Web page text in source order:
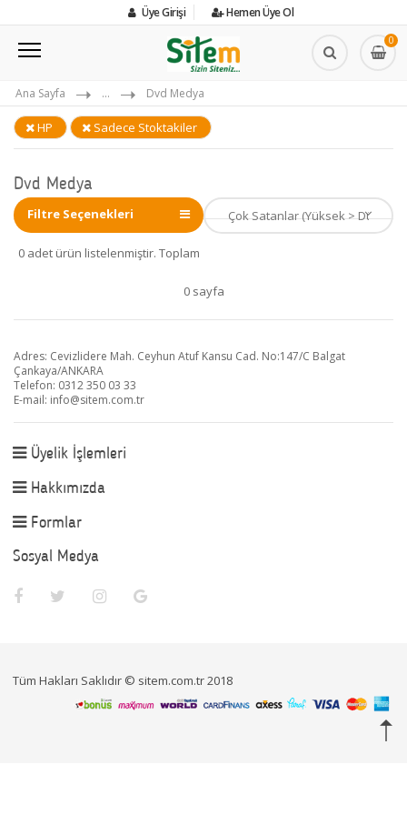
Üye Girişi Hemen Üye Ol
0
Ana Sayfa ... Dvd Medya
HP Sadece Stoktakiler
Dvd Medya
Filtre Seçenekleri
0 adet ürün listelenmiştir. Toplam
0 sayfa
Adres: Cevizlidere Mah. Ceyhun Atuf Kansu Cad. No:147/C Balgat
Çankaya/ANKARA
Telefon: 0312 350 03 33
E-mail: info@sitem.com.tr
Üyelik İşlemleri
Hakkımızda
Formlar
Sosyal Medya
Tüm Hakları Saklıdır © sitem.com.tr 2018